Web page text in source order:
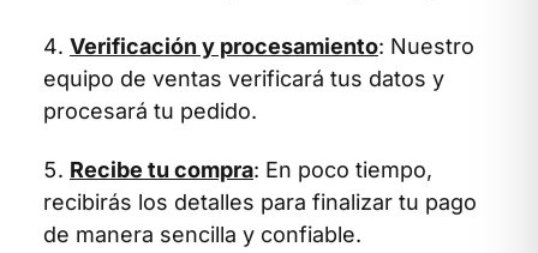
Verificación y procesamiento: Nuestro
equipo de ventas verificará tus datos y
procesará tu pedido.
Recibe tu compra: En poco tiempo,
recibirás los detalles para finalizar tu pago
de manera sencilla y confiable.